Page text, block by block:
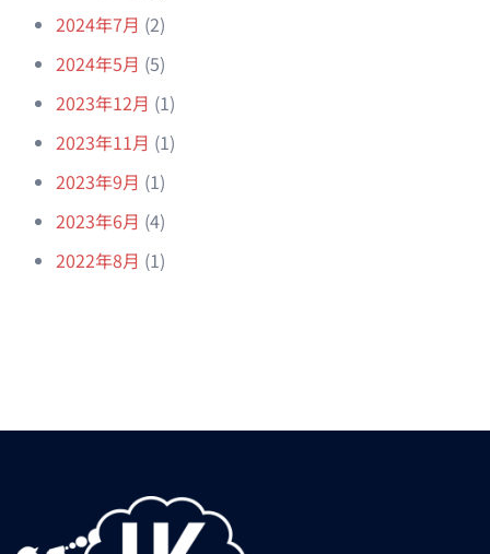
2024年7月 (2)
2024年5月 (5)
2023年12月 (1)
2023年11月 (1)
2023年9月 (1)
2023年6月 (4)
2022年8月 (1)